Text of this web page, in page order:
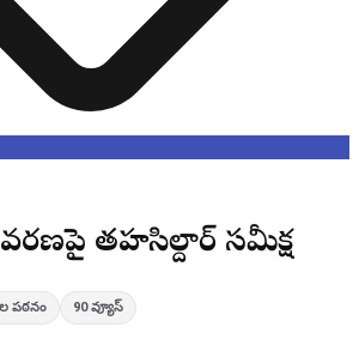
తహసిల్దార్ సమీక్ష
పఠనం 90 వ్యూస్